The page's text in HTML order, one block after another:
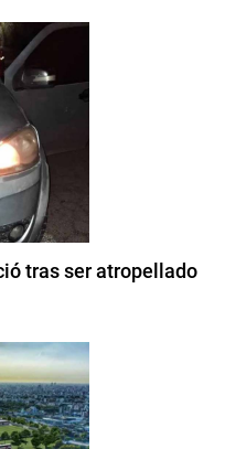
tras ser atropellado